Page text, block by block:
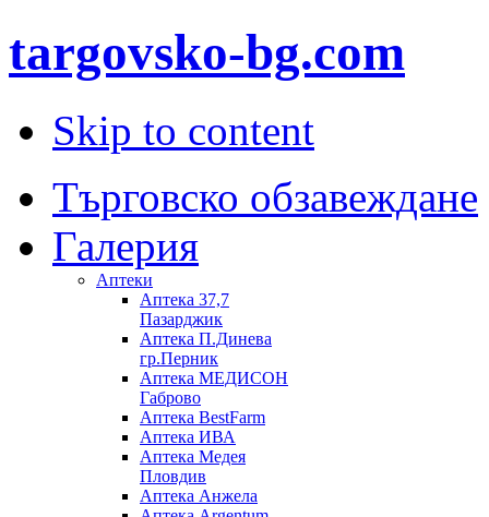
targovsko-bg.com
Skip to content
Търговско обзавеждане
Галерия
Аптеки
Аптека 37,7
Пазарджик
Aптека П.Динева
гр.Перник
Аптека МЕДИСОН
Габрово
Аптека BestFarm
Аптека ИВА
Аптека Медея
Пловдив
Аптека Анжела